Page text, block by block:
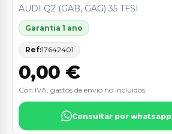
AUDI Q2 (GAB, GAG) 35 TFSI
Garantia 1 ano
Ref:17642401
0,00 €
Con IVA, gastos de envio no incluidos.
Consultar por whatsapp